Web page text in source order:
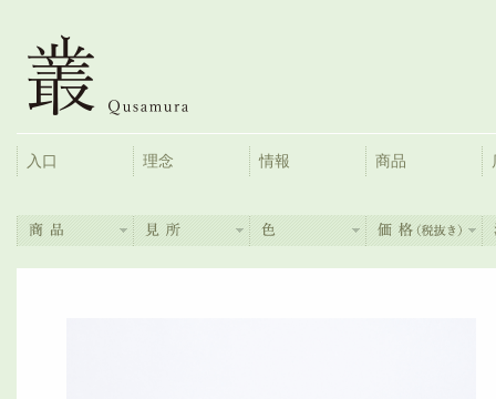
入口 理念 情報 商品